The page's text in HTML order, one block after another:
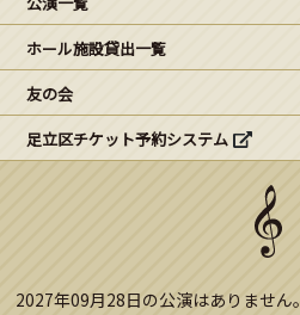
こどもみーてぃんぐ
Gがくえん
ブランドからのお知らせ
ホール施設貸出一覧
友の会
足立区チケット予約システム
2027年09月28日の公演はありません。